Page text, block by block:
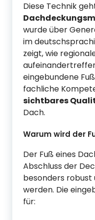
Diese Technik
wurde über
im
zeigt, wie
eingebundene
fachliche
sichtbares
Dach.
Warum wird der
Der Fuß eines
Abschluss der
besonders
werden. Die
für: